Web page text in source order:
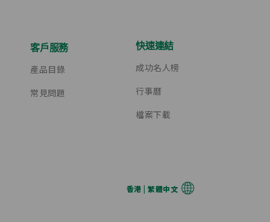
客戶服務
產品目錄
常見問題
快速連結
成功名人榜
行事曆
檔案下載
香港 | 繁體中文